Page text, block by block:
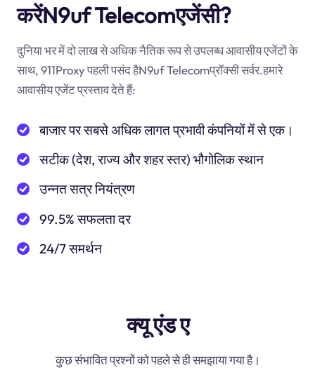
करेंN9uf Telecomएजेंसी?
दुनिया भर में दो लाख से अधिक नैतिक रूप से उपलब्ध आवासीय एजेंटों के
साथ, 911Proxy पहली पसंद हैN9uf Telecomप्रॉक्सी सर्वर.हमारे
आवासीय एजेंट प्रस्ताव देते हैं:
बाजार पर सबसे अधिक लागत प्रभावी कंपनियों में से एक।
सटीक (देश, राज्य और शहर स्तर) भौगोलिक स्थान
उन्नत सत्र नियंत्रण
99.5% सफलता दर
24/7 समर्थन
क्यू एंड ए
कुछ संभावित प्रश्नों को पहले से ही समझाया गया है।